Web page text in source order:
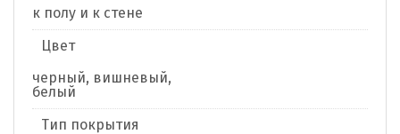
к полу и к стене
Цвет
черный, вишневый,
белый
Тип покрытия